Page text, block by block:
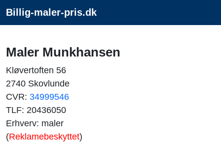
Billig-maler-pris.dk
Maler Munkhansen
Kløvertoften 56
2740 Skovlunde
CVR: 34999546
TLF: 20436050
Erhverv: maler
(Reklamebeskyttet)